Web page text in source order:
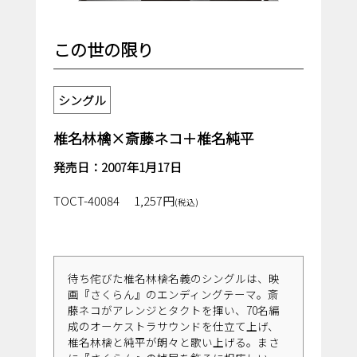
この世の限り
シングル
椎名林檎×斎藤ネコ＋椎名純平
発売日：2007年1月17日
TOCT-40084
1,257円(税込)
待ち侘びた椎名林檎名義のシングルは、映
画『さくらん』のエンディングテーマ。斎
藤ネコがアレンジとタクトを揮い、70名編
成のオーケストラサウンドを仕立て上げ、
椎名林檎と純平が朗々と歌い上げる。まさ